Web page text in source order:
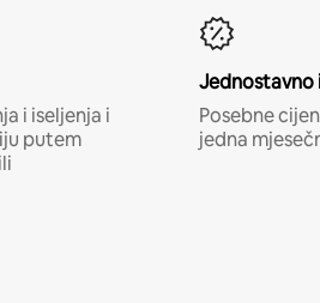
i iseljenja i
putem
Jednostavno
Posebne
jedna